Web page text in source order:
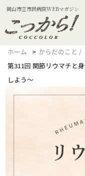
岡山市立市民病院WEBマガジン
ホーム からだのこと
第311回 関節リウマチと
しよう～